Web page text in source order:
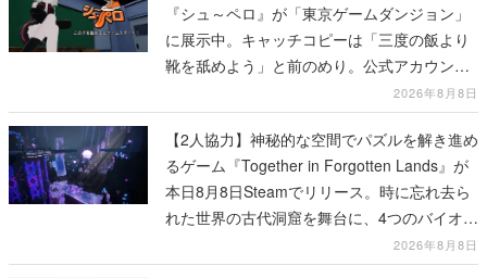
『シュ～ペロ』が「東京ゲームダンジョン」
に展示中。キャッチコピーは「三度の飯より
靴を舐めよう」と前のめり。公式アカウント
も開設され、2026年リリースに向けて開発中
2026年8月8日
【2人協力】神秘的な空間でパズルを解き進め
るゲーム『Together in Forgotten Lands』が
本日8月8日Steamでリリース。時に忘れ去ら
れた世界の古代洞窟を舞台に、4つのバイオー
2026年8月8日